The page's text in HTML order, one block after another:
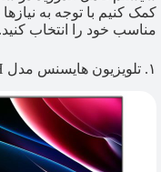
کمک کنیم با توجه‌ به نیازها
مناسب خود را انتخاب کنید.
۱. تلویزیون هایسنس مدل U8H